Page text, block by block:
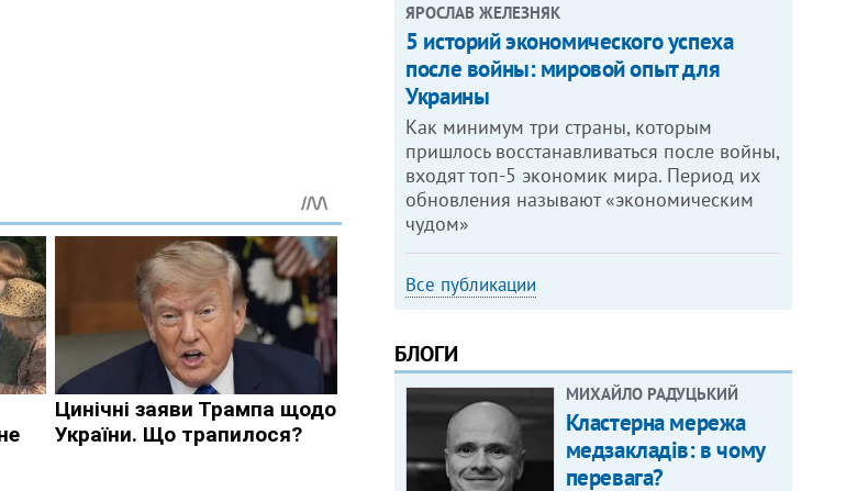
ЯРОСЛАВ ЖЕЛЕЗНЯК
5 историй экономического успеха
после войны: мировой опыт для
Украины
Как минимум три страны, которым
пришлось восстанавливаться после войны,
входят топ-5 экономик мира. Период их
обновления называют «экономическим
чудом»
Все публикации
БЛОГИ
МИХАЙЛО РАДУЦЬКИЙ
Кластерна мережа
медзакладів: в чому
перевага?